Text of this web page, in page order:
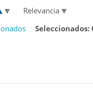
Relevancia
Seleccionados: